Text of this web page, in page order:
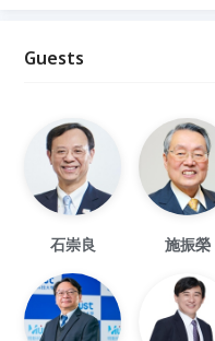
Guests
石崇良 施振榮